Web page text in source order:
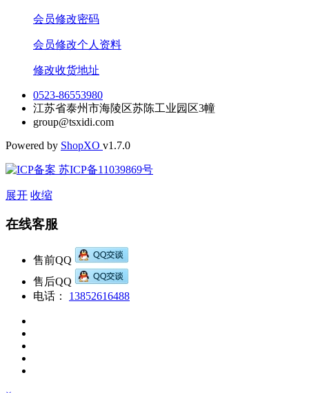
会员修改密码
会员修改个人资料
修改收货地址
0523-86553980
江苏省泰州市海陵区苏陈工业园区3幢
group@tsxidi.com
Powered by ShopXO v1.7.0
苏ICP备11039869号
展开 收缩
在线客服
售前QQ
售后QQ
电话：
13852616488